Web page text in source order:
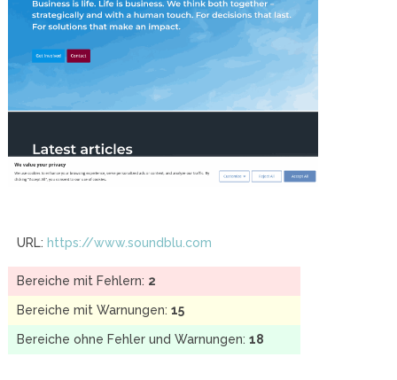
URL: https://www.soundblu.com
Bereiche mit Fehlern: 2
Bereiche mit Warnungen: 15
Bereiche ohne Fehler und Warnungen: 18